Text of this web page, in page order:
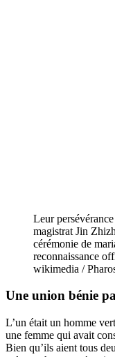
Leur
magistrat Jin
cérémonie de
reconnaissance
wikimedia /
Une union bénie
L’un était un homme
une femme qui avait
Bien qu’ils aient tous